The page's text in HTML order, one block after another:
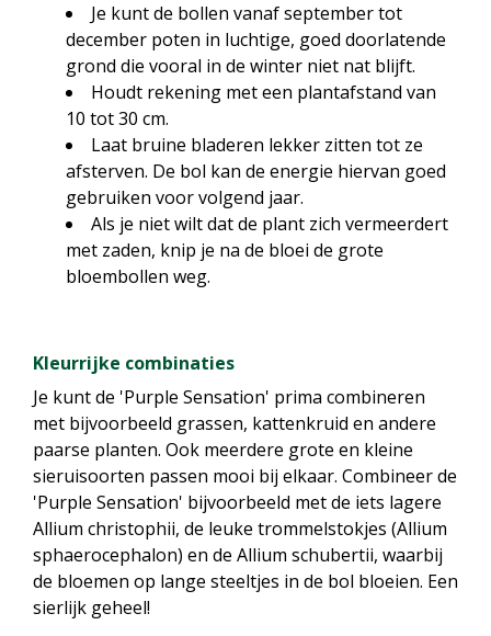
Je kunt de bollen vanaf september tot
december poten in luchtige, goed doorlatende
grond die vooral in de winter niet nat blijft.
Houdt rekening met een plantafstand van
10 tot 30 cm.
Laat bruine bladeren lekker zitten tot ze
afsterven. De bol kan de energie hiervan goed
gebruiken voor volgend jaar.
Als je niet wilt dat de plant zich vermeerdert
met zaden, knip je na de bloei de grote
bloembollen weg.
Kleurrijke combinaties
Je kunt de 'Purple Sensation' prima combineren
met bijvoorbeeld grassen, kattenkruid en andere
paarse planten. Ook meerdere grote en kleine
sieruisoorten passen mooi bij elkaar. Combineer de
'Purple Sensation' bijvoorbeeld met de iets lagere
Allium christophii, de leuke trommelstokjes (Allium
sphaerocephalon) en de Allium schubertii, waarbij
de bloemen op lange steeltjes in de bol bloeien. Een
sierlijk geheel!